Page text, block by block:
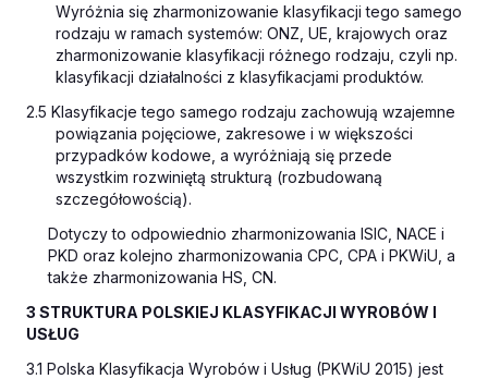
Wyróżnia się zharmonizowanie klasyfikacji tego samego
rodzaju w ramach systemów: ONZ, UE, krajowych oraz
zharmonizowanie klasyfikacji różnego rodzaju, czyli np.
klasyfikacji działalności z klasyfikacjami produktów.
2.5 Klasyfikacje tego samego rodzaju zachowują wzajemne
powiązania pojęciowe, zakresowe i w większości
przypadków kodowe, a wyróżniają się przede
wszystkim rozwiniętą strukturą (rozbudowaną
szczegółowością).
Dotyczy to odpowiednio zharmonizowania ISIC, NACE i
PKD oraz kolejno zharmonizowania CPC, CPA i PKWiU, a
także zharmonizowania HS, CN.
3 STRUKTURA POLSKIEJ KLASYFIKACJI WYROBÓW I
USŁUG
3.1 Polska Klasyfikacja Wyrobów i Usług (PKWiU 2015) jest